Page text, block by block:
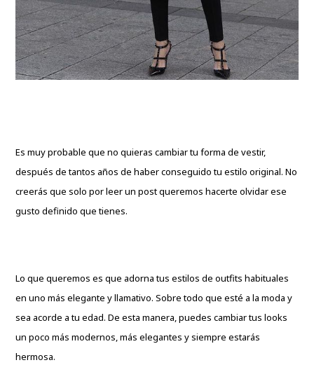
Es muy probable que no quieras cambiar tu forma de vestir,
después de tantos años de haber conseguido tu estilo original. No
creerás que solo por leer un post queremos hacerte olvidar ese
gusto definido que tienes.
Lo que queremos es que adorna tus estilos de outfits habituales
en uno más elegante y llamativo. Sobre todo que esté a la moda y
sea acorde a tu edad. De esta manera, puedes cambiar tus looks
un poco más modernos, más elegantes y siempre estarás
hermosa.